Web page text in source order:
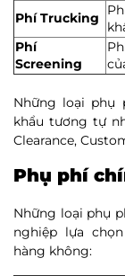
Phí Trucking
Phí
Screening
Những loại phụ
khẩu tương tự
Clearance,
Phụ phí
Những loại phụ
nghiệp lựa
hàng không: